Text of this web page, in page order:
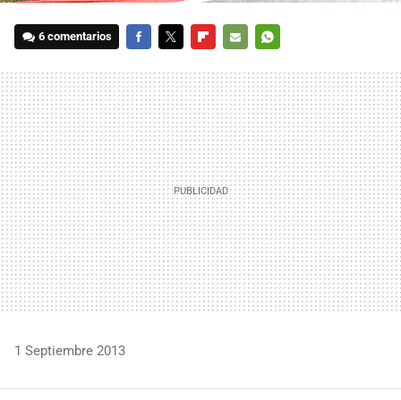
6 comentarios
MAIL
1 Septiembre 2013